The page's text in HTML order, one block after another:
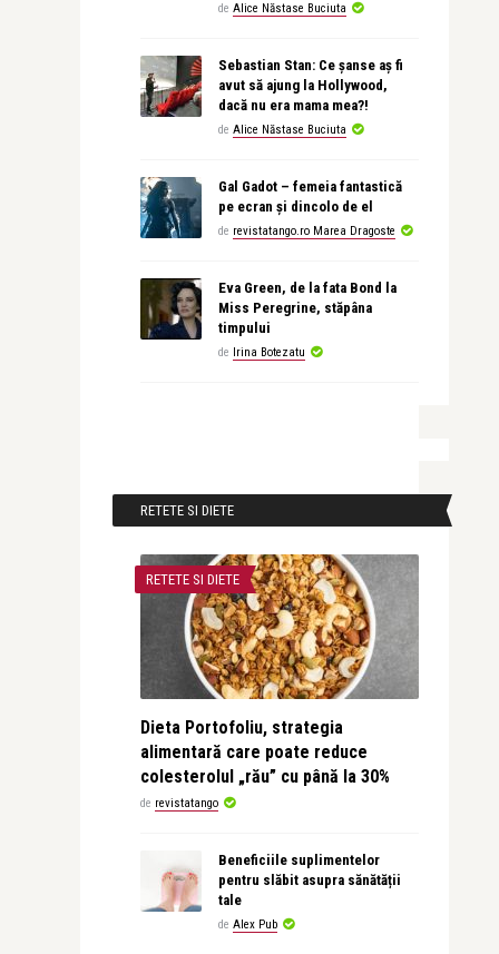
de Alice Năstase Buciuta
Sebastian Stan: Ce șanse aș fi
avut să ajung la Hollywood,
dacă nu era mama mea?!
de Alice Năstase Buciuta
Gal Gadot – femeia fantastică
pe ecran și dincolo de el
de revistatango.ro Marea Dragoste
Eva Green, de la fata Bond la
Miss Peregrine, stăpâna
timpului
de Irina Botezatu
RETETE SI DIETE
RETETE SI DIETE
Dieta Portofoliu, strategia
alimentară care poate reduce
colesterolul „rău” cu până la 30%
de revistatango
Beneficiile suplimentelor
pentru slăbit asupra sănătății
tale
de Alex Pub